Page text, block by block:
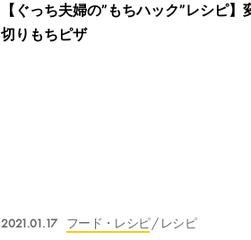
【ぐっち夫婦の”もちハック”レシピ
切りもちピザ
2021.01.17 フード・レシピ/ レシピ